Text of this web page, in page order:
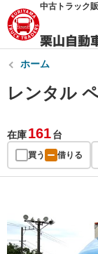
中古トラック
ホーム
レンタル
在庫161台
買う 借りる